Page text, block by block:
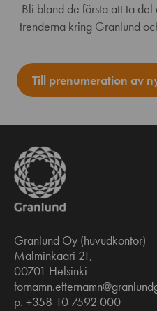
Bli bland de första att ta
trenderna kring Granlund
Till prenumeration av
Granlund Oy (huvudkontor)
Malminkaari 21,
00701 Helsinki
p. +358 10 7592 000